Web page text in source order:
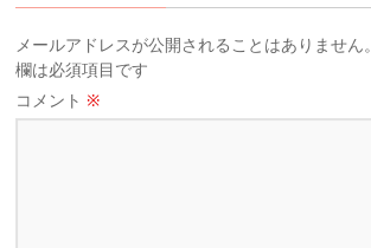
メールアドレスが公開されることはありません。
欄は必須項目です
コメント ※